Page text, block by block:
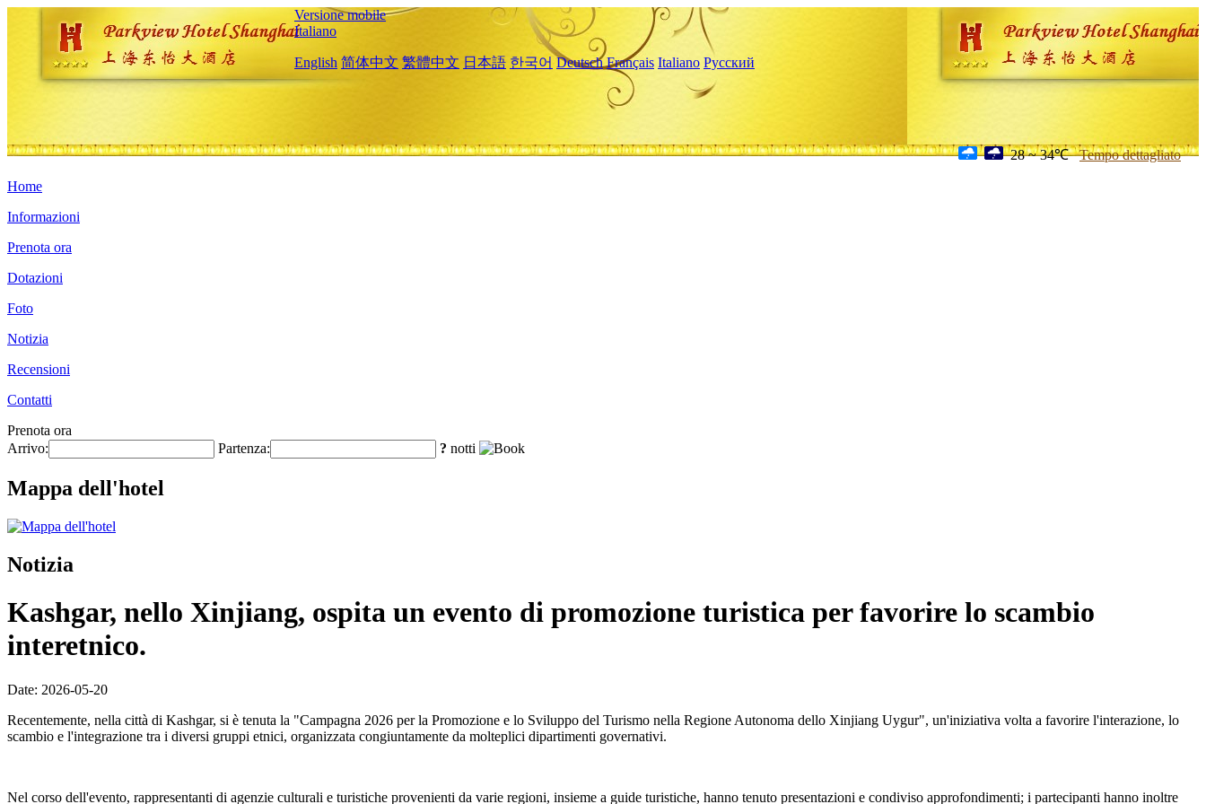
Versione mobile
Italiano
English 简体中文 繁體中文 日本語 한국어 Deutsch Français Italiano Русский
28 ~ 34℃ Tempo dettagliato
Home
Informazioni
Prenota ora
Dotazioni
Foto
Notizia
Recensioni
Contatti
Prenota ora
Arrivo:
Partenza: ? notti
Mappa dell'hotel
Notizia
Kashgar, nello Xinjiang, ospita un evento di promozione turistica per favorire lo scambio
interetnico.
Date: 2026-05-20
Recentemente, nella città di Kashgar, si è tenuta la "Campagna 2026 per la Promozione e lo Sviluppo del Turismo nella Regione Autonoma dello Xinjiang Uygur", un'iniziativa volta a favorire l'interazione, lo
scambio e l'integrazione tra i diversi gruppi etnici, organizzata congiuntamente da molteplici dipartimenti governativi.
Nel corso dell'evento, rappresentanti di agenzie culturali e turistiche provenienti da varie regioni, insieme a guide turistiche, hanno tenuto presentazioni e condiviso approfondimenti; i partecipanti hanno inoltre